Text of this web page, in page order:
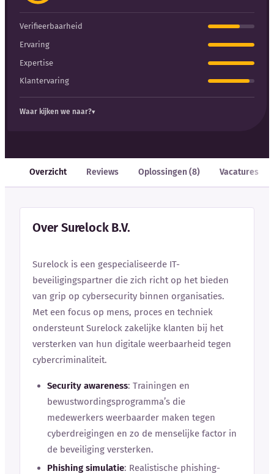
Auteurs
Verifieerbaarheid
Ervaring
Expertise
Klantervaring
Waar kijken we naar?
Overzicht Reviews Oplossingen (8) Vacatures
Over Surelock B.V.
Surelock is een gespecialiseerde IT-
beveiligingspartner die zich richt op het bieden
van grip op cybersecurity binnen organisaties.
Met een focus op mens, proces en techniek
ondersteunt Surelock zakelijke klanten bij het
versterken van hun digitale weerbaarheid tegen
cybercriminaliteit.
Security awareness: Trainingen en
bewustwordingsprogramma’s die
medewerkers weerbaarder maken tegen
cyberdreigingen en zo de menselijke factor in
de beveiliging versterken.
Phishing simulatie: Realistische phishing-